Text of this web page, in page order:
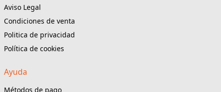
Aviso Legal
Condiciones de venta
Politica de privacidad
Política de cookies
Ayuda
Métodos de pago